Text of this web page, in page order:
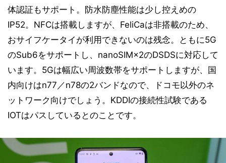
体認証もサポート。防水防塵性能は少し控えめの
IP52。NFCは搭載しますが、FeliCaは非搭載のため、
おサイフケータイが利用できないのは残念。ともに5G
のSub6をサポートし、nanoSIM×2のDSDSに対応して
います。5Gは幅広い周波数帯をサポートしますが、国
内向けはn77／n78の2バンドなので、ドコモ以外のネ
ットワーク向けでしょう。KDDIの接続性試験である
IOTはパスしているとのことです。